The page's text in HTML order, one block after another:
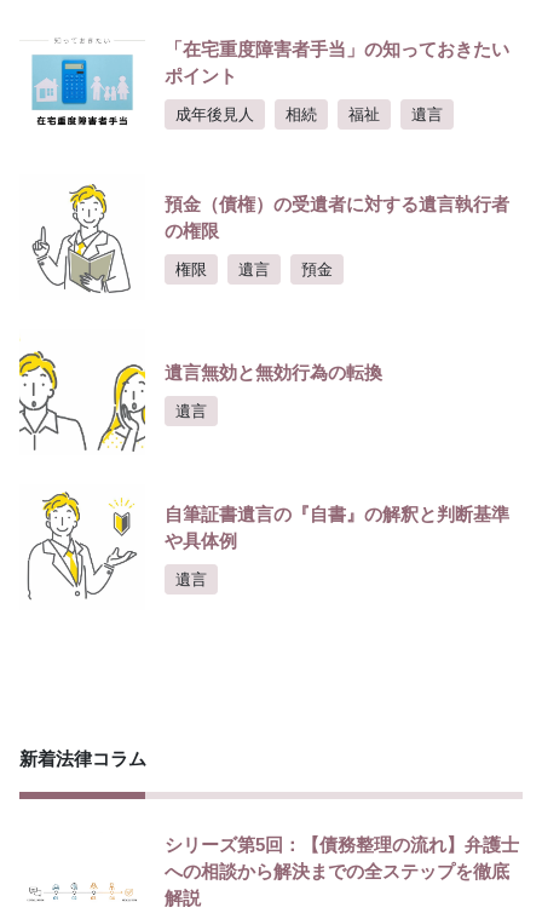
「在宅重度障害者手当」の知っておきたい
ポイント
成年後見人 相続 福祉 遺言
預金（債権）の受遺者に対する遺言執行者
の権限
権限 遺言 預金
遺言無効と無効行為の転換
遺言
自筆証書遺言の『自書』の解釈と判断基準
や具体例
遺言
新着法律コラム
シリーズ第5回：【債務整理の流れ】弁護士
への相談から解決までの全ステップを徹底
解説